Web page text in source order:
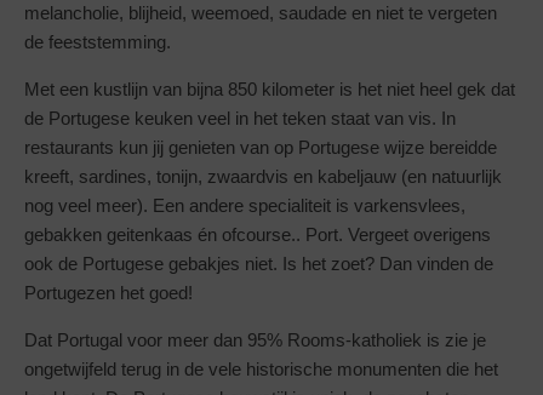
melancholie, blijheid, weemoed, saudade en niet te vergeten
de feeststemming.
Met een kustlijn van bijna 850 kilometer is het niet heel gek dat
de Portugese keuken veel in het teken staat van vis. In
restaurants kun jij genieten van op Portugese wijze bereidde
kreeft, sardines, tonijn, zwaardvis en kabeljauw (en natuurlijk
nog veel meer). Een andere specialiteit is varkensvlees,
gebakken geitenkaas én ofcourse.. Port. Vergeet overigens
ook de Portugese gebakjes niet. Is het zoet? Dan vinden de
Portugezen het goed!
Dat Portugal voor meer dan 95% Rooms-katholiek is zie je
ongetwijfeld terug in de vele historische monumenten die het